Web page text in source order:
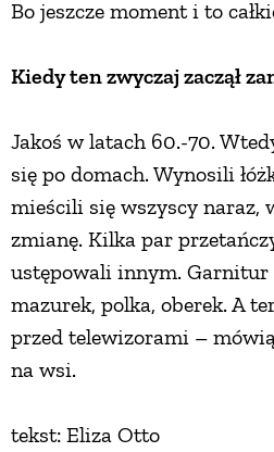
Bo jeszcze moment i to
Kiedy ten zwyczaj zaczął
Jakoś w latach 60.-70.
się po domach. Wynosili
mieścili się wszyscy naraz,
zmianę. Kilka par
ustępowali innym. Garnitur
mazurek, polka, oberek. A
przed telewizorami –
na wsi.
tekst: Eliza Otto